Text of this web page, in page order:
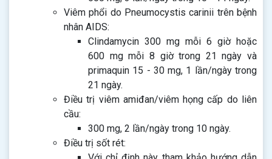
Viêm phổi do Pneumocystis carinii trên bệnh
nhân AIDS:
Clindamycin 300 mg mỗi 6 giờ hoặc
600 mg mỗi 8 giờ trong 21 ngày và
primaquin 15 - 30 mg, 1 lần/ngày trong
21 ngày.
Điều trị viêm amiđan/viêm họng cấp do liên
cầu:
300 mg, 2 lần/ngày trong 10 ngày.
Điều trị sốt rét: